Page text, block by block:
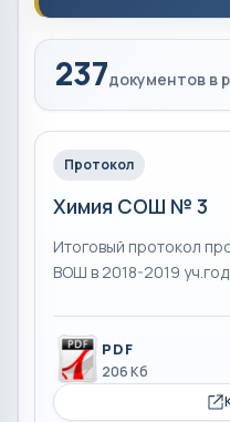
237документов в
Протокол
Химия СОШ № 3
Итоговый протокол
ВОШ в 2018-2019
PDF
206 Кб